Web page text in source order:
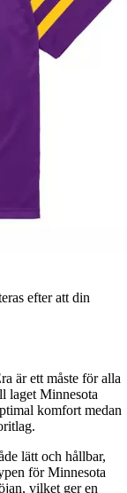
efter att din
är ett måste för alla
laget Minnesota
komfort medan
lätt och hållbar,
för Minnesota
vilket ger en